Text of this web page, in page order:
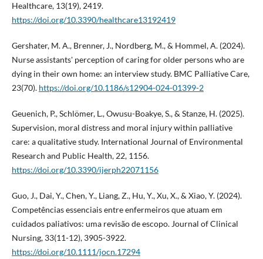
Healthcare, 13(19), 2419.
https://doi.org/10.3390/healthcare13192419
Gershater, M. A., Brenner, J., Nordberg, M., & Hommel, A. (2024).
Nurse assistants' perception of caring for older persons who are
dying in their own home: an interview study. BMC Palliative Care,
23(70). https://doi.org/10.1186/s12904-024-01399-2
Geuenich, P., Schlömer, L., Owusu-Boakye, S., & Stanze, H. (2025).
Supervision, moral distress and moral injury within palliative
care: a qualitative study. International Journal of Environmental
Research and Public Health, 22, 1156.
https://doi.org/10.3390/ijerph22071156
Guo, J., Dai, Y., Chen, Y., Liang, Z., Hu, Y., Xu, X., & Xiao, Y. (2024).
Competências essenciais entre enfermeiros que atuam em
cuidados paliativos: uma revisão de escopo. Journal of Clinical
Nursing, 33(11-12), 3905-3922.
https://doi.org/10.1111/jocn.17294